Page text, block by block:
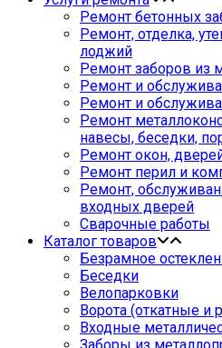
Ремонт бетонных
Ремонт, отделка,
лоджий
Ремонт заборов из
Ремонт и
Ремонт и
Ремонт
навесы, беседки,
Ремонт окон,
Ремонт перил и
Ремонт,
входных дверей
Сварочные работы
Каталог товаров
Безрамное
Беседки
Велопарковки
Ворота (откатные и
Входные